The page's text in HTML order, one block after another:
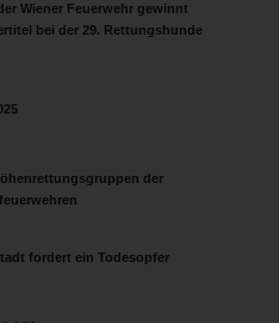
Wiener Feuerwehr gewinnt
bei der 29. Rettungshunde
der
fordert ein Todesopfer